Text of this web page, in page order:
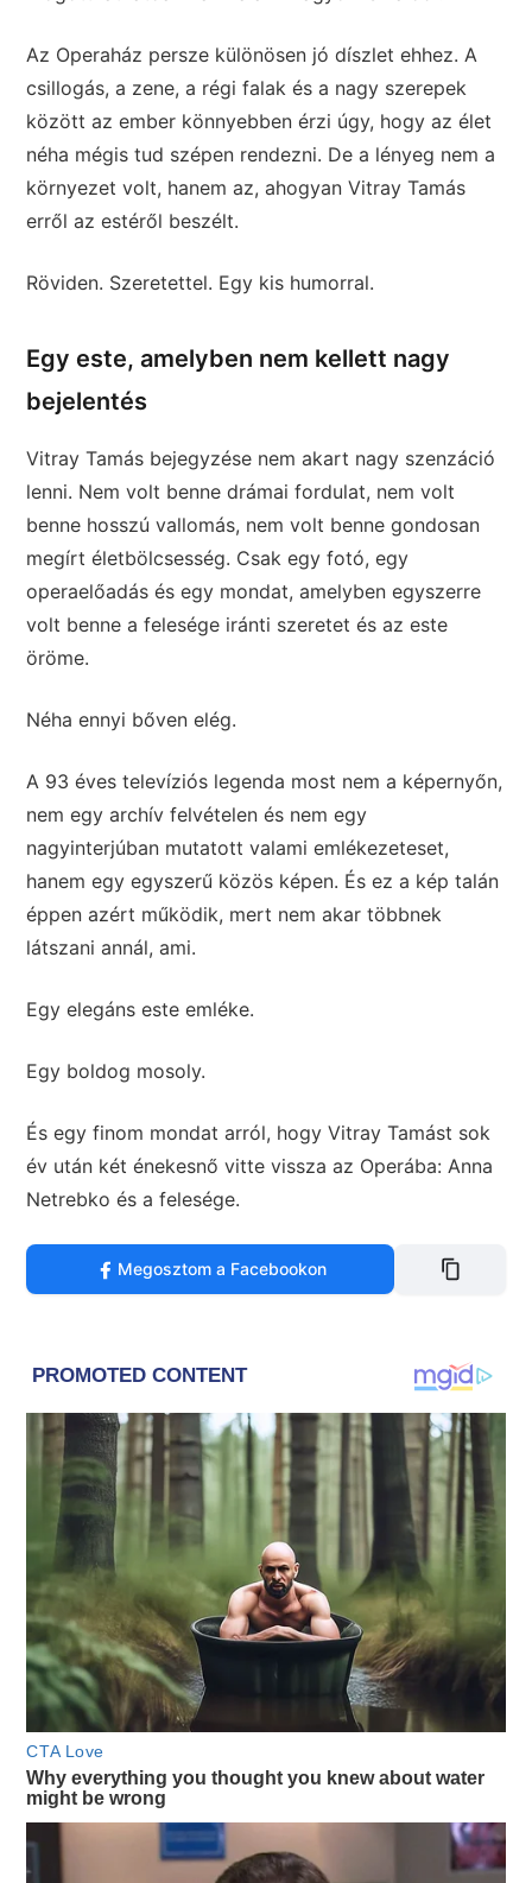
Az Operaház persze különösen jó díszlet ehhez. A
csillogás, a zene, a régi falak és a nagy szerepek
között az ember könnyebben érzi úgy, hogy az élet
néha mégis tud szépen rendezni. De a lényeg nem a
környezet volt, hanem az, ahogyan Vitray Tamás
erről az estéről beszélt.
Röviden. Szeretettel. Egy kis humorral.
Egy este, amelyben nem kellett nagy
bejelentés
Vitray Tamás bejegyzése nem akart nagy szenzáció
lenni. Nem volt benne drámai fordulat, nem volt
benne hosszú vallomás, nem volt benne gondosan
megírt életbölcsesség. Csak egy fotó, egy
operaelőadás és egy mondat, amelyben egyszerre
volt benne a felesége iránti szeretet és az este
öröme.
Néha ennyi bőven elég.
A 93 éves televíziós legenda most nem a képernyőn,
nem egy archív felvételen és nem egy
nagyinterjúban mutatott valami emlékezeteset,
hanem egy egyszerű közös képen. És ez a kép talán
éppen azért működik, mert nem akar többnek
látszani annál, ami.
Egy elegáns este emléke.
Egy boldog mosoly.
És egy finom mondat arról, hogy Vitray Tamást sok
év után két énekesnő vitte vissza az Operába: Anna
Netrebko és a felesége.
Megosztom a Facebookon